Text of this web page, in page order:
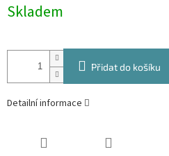
cena:
Skladem
Přidat do košíku
Detailní informace